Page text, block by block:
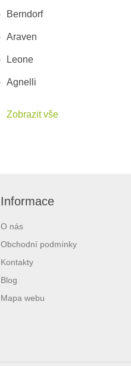
Berndorf
Araven
Leone
Agnelli
Zobrazit vše
Informace
O nás
Obchodní podmínky
Kontakty
Blog
Mapa webu